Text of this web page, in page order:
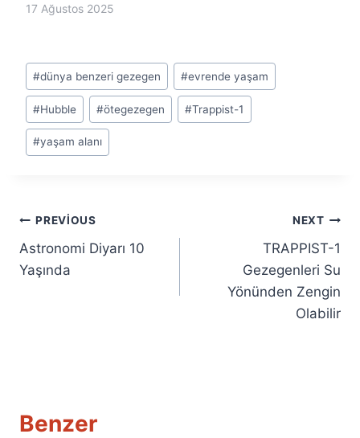
17 Ağustos 2025
Post
Tags:
#dünya benzeri gezegen #evrende yaşam
#Hubble #ötegezegen #Trappist-1
#yaşam alanı
Yazı
gezinmesi
PREVIOUS
Astronomi Diyarı 10
Yaşında
NEXT
TRAPPIST-1
Gezegenleri Su
Yönünden Zengin
Olabilir
Benzer